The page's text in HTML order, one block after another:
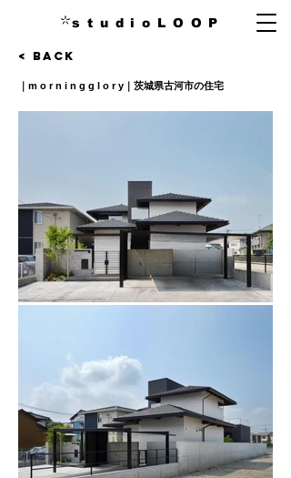
s t u d i o L O O P
< Back
｜m o r n i n g g l o r y｜茨城県古河市の住宅